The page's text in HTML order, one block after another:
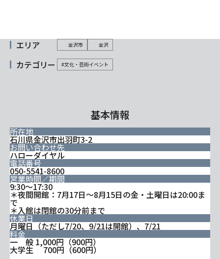
エリア 金沢市 金沢
カテゴリー #文化・芸術イベント
基本情報
所在地
石川県金沢市出羽町3-2
お問い合わせ先
ハローダイヤル
電話番号
050-5541-8600
営業時間／期間
9:30～17:30
＊夜間開館：7月17日～8月15日の金・土曜日は20:00ま
で
＊入館は閉館の30分前まで
休業日
月曜日（ただし7/20、9/21は開館）、7/21
料金
一 般 1,000円（900円）
大学生 700円（600円）